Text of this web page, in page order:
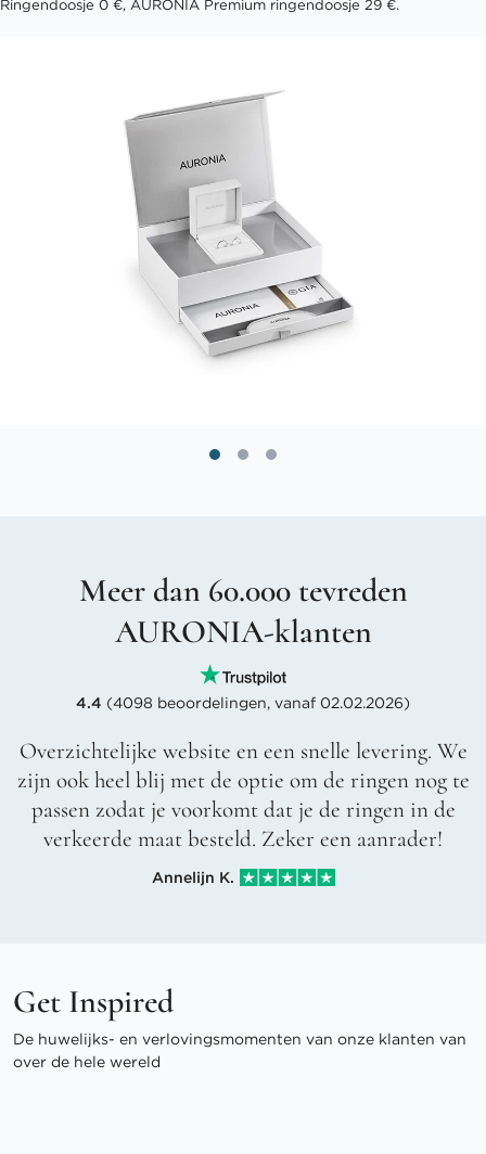
Ringendoosje 0 €, AURONIA Premium ringendoosje 29 €.
Meer dan 60.000 tevreden
AURONIA-klanten
4.4 (4098 beoordelingen, vanaf 02.02.2026)
Overzichtelijke website en een snelle levering. We
zijn ook heel blij met de optie om de ringen nog te
passen zodat je voorkomt dat je de ringen in de
verkeerde maat besteld. Zeker een aanrader!
Annelijn K.
Get Inspired
De huwelijks- en verlovingsmomenten van onze klanten van
over de hele wereld